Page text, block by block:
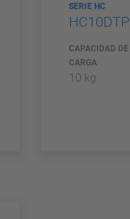
SERIE HC
HC10DTP
CAPACIDAD DE
CARGA
10 kg